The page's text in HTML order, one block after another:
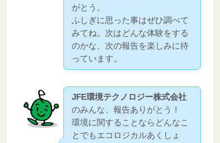
がとう。
ふしぎに思った事はぜひ調べて
みてね。次はどんな体験をする
のかな、次の報告を楽しみに待
っています。
JFE環境テクノロジー株式会社
のみんな、報告ありがとう！
環境に関することならどんなこ
とでもエコロジカルあくしょ